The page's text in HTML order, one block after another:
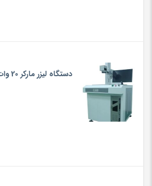
دستگاه لیزر مارکر 20 وات